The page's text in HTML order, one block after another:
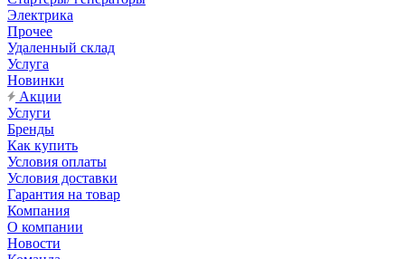
Электрика
Прочее
Удаленный склад
Услуга
Новинки
Акции
Услуги
Бренды
Как купить
Условия оплаты
Условия доставки
Гарантия на товар
Компания
О компании
Новости